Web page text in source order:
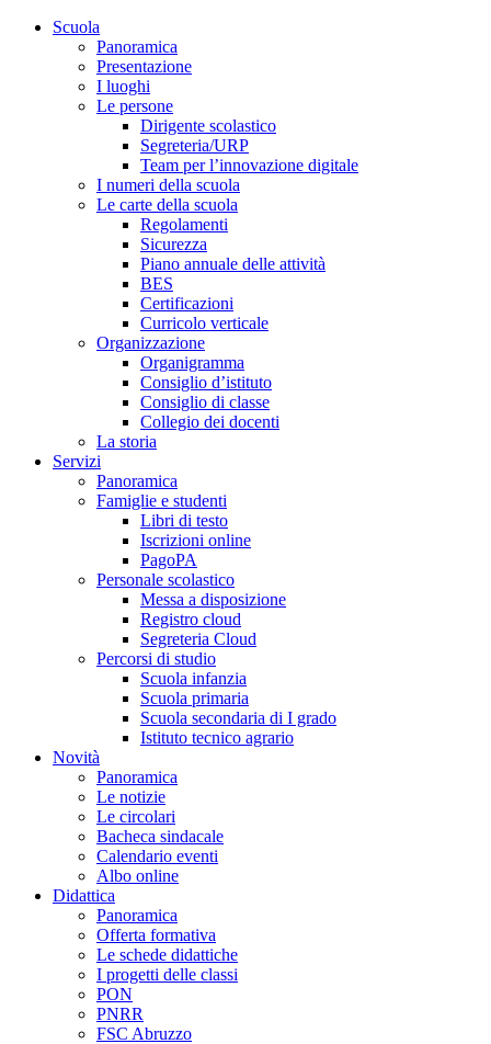
Scuola
Panoramica
Presentazione
I luoghi
Le persone
Dirigente scolastico
Segreteria/URP
Team per l’innovazione digitale
I numeri della scuola
Le carte della scuola
Regolamenti
Sicurezza
Piano annuale delle attività
BES
Certificazioni
Curricolo verticale
Organizzazione
Organigramma
Consiglio d’istituto
Consiglio di classe
Collegio dei docenti
La storia
Servizi
Panoramica
Famiglie e studenti
Libri di testo
Iscrizioni online
PagoPA
Personale scolastico
Messa a disposizione
Registro cloud
Segreteria Cloud
Percorsi di studio
Scuola infanzia
Scuola primaria
Scuola secondaria di I grado
Istituto tecnico agrario
Novità
Panoramica
Le notizie
Le circolari
Bacheca sindacale
Calendario eventi
Albo online
Didattica
Panoramica
Offerta formativa
Le schede didattiche
I progetti delle classi
PON
PNRR
FSC Abruzzo